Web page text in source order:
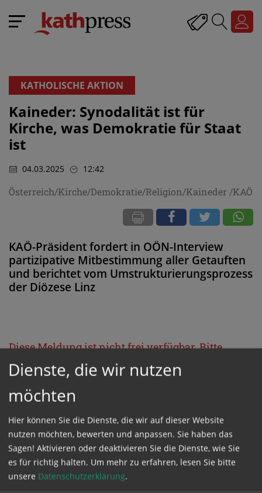
KATHOLISCHE AKTION
Kaineder: Synodalität ist für
Kirche, was Demokratie für Staat
ist
04.03.2025 12:42
Österreich/Kirche/Demokratie/Religion/Kaineder /KAÖ
KAÖ-Präsident fordert in OÖN-Interview
partizipative Mitbestimmung aller Getauften
und berichtet vom Umstrukturierungsprozess
der Diözese Linz
Diese Meldung ist nicht frei verfügbar. Bitte
loggen Sie sich ein, oder bestellen Sie das
Kathpress_online
GESCHÜTZTER BEREICH
Bitte melden Sie sich mit Ihrem Benutzernamen
und Passwort an.
Dienste, die wir nutzen
möchten
Hier können Sie die Dienste, die wir auf dieser Website
nutzen möchten, bewerten und anpassen. Sie haben das
Sagen! Aktivieren oder deaktivieren Sie die Dienste, wie Sie
es für richtig halten. Um mehr zu erfahren, lesen Sie bitte
unsere Datenschutzerklärung.